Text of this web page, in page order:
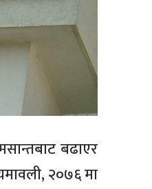
बढाएर
२०७६ मा